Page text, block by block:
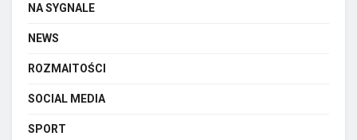
NA SYGNALE
NEWS
ROZMAITOŚCI
SOCIAL MEDIA
SPORT